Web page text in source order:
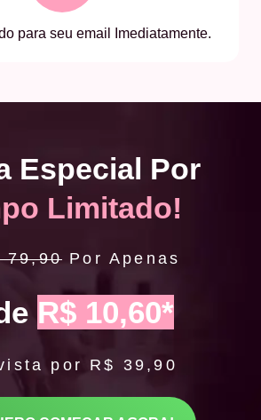
para seu email Imediatamente.
Especial Por
Limitado!
79,90 Por Apenas
R$ 10,60*
por R$ 39,90